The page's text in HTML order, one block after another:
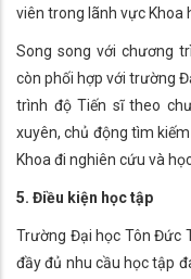
viên trong lãnh vực Khoa
Song song với chương
còn phối hợp với trường
trình độ Tiến sĩ theo
xuyên, chủ động tìm
Khoa đi nghiên cứu và
5. Điều kiện học tập
Trường Đại học Tôn Đức
đầy đủ nhu cầu học tập